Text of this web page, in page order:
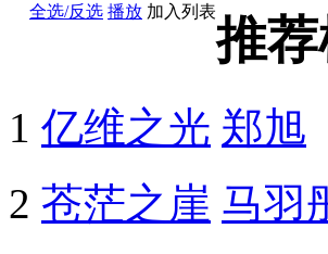
全选/反选 播放 加入列表
推
1 亿维之光 郑旭
2 苍茫之崖 马羽